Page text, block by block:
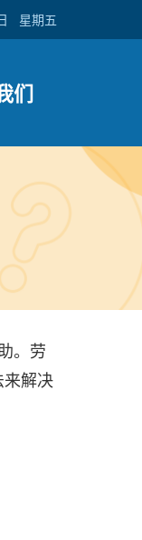
星期五
们
。劳
解决